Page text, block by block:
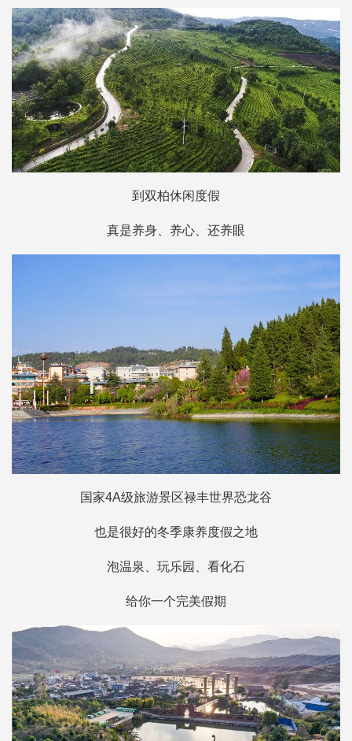
到双柏休闲度假
真是养身、养心、还养眼
国家4A级旅游景区禄丰世界恐龙谷
也是很好的冬季康养度假之地
泡温泉、玩乐园、看化石
给你一个完美假期